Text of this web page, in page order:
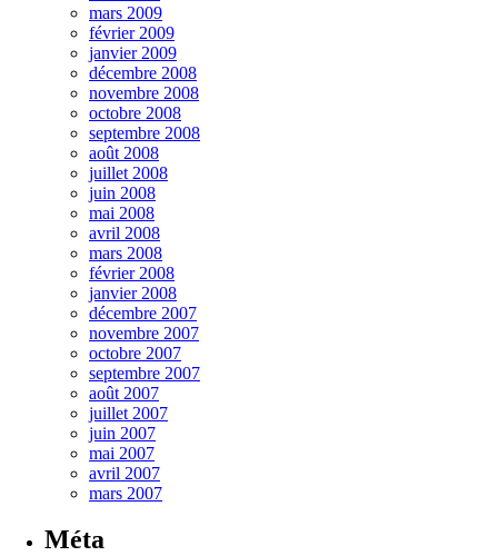
mars 2009
février 2009
janvier 2009
décembre 2008
novembre 2008
octobre 2008
septembre 2008
août 2008
juillet 2008
juin 2008
mai 2008
avril 2008
mars 2008
février 2008
janvier 2008
décembre 2007
novembre 2007
octobre 2007
septembre 2007
août 2007
juillet 2007
juin 2007
mai 2007
avril 2007
mars 2007
Méta